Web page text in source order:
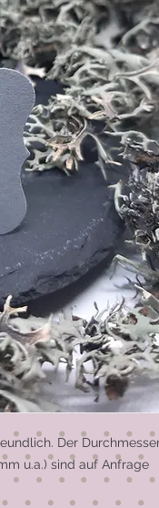
Der
u.a.) sind auf Anfrage